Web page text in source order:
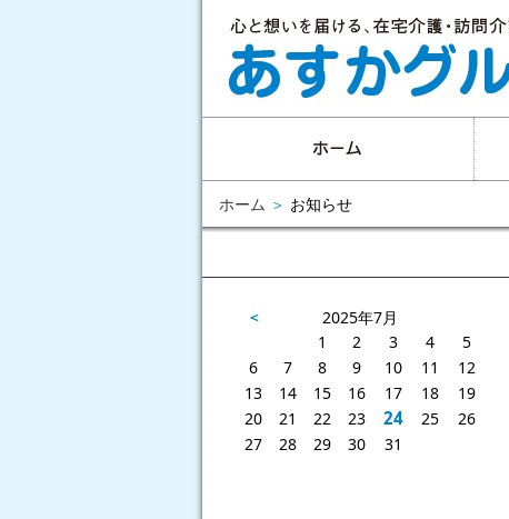
ホーム ＞ お知らせ
2025年7月
1
2 3 4
5
6
7 8 9 10 11
12
13
14 15 16 17 18
19
20
21 22 23 24 25
26
27
28 29 30 31